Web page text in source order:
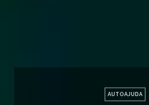
AUTOAJUDA